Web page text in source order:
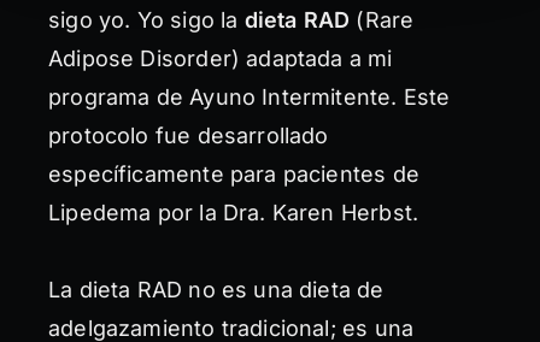
sigo yo. Yo sigo la dieta RAD (Rare
Adipose Disorder) adaptada a mi
programa de Ayuno Intermitente. Este
protocolo fue desarrollado
específicamente para pacientes de
Lipedema por la Dra. Karen Herbst.
La dieta RAD no es una dieta de
adelgazamiento tradicional; es una